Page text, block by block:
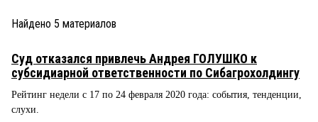
ПРОИСШЕСТВИЯ
СТИЛЬ ЖИЗНИ
Найдено 5 материалов
Суд отказался привлечь Андрея ГОЛУШКО к
субсидиарной ответственности по Сибагрохолдингу
Рейтинг недели с 17 по 24 февраля 2020 года: события, тенденции,
слухи.